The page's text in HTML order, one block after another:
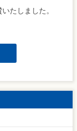
たしました。